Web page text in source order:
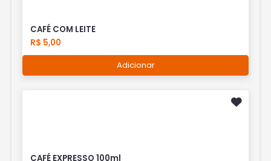
CAFÉ COM LEITE
R$ 5,00
Adicionar
CAFÉ EXPRESSO 100ml